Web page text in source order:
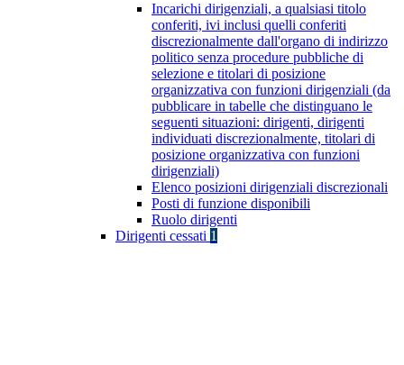
Incarichi dirigenziali, a qualsiasi titolo
conferiti, ivi inclusi quelli conferiti
discrezionalmente dall'organo di indirizzo
politico senza procedure pubbliche di
selezione e titolari di posizione
organizzativa con funzioni dirigenziali (da
pubblicare in tabelle che distinguano le
seguenti situazioni: dirigenti, dirigenti
individuati discrezionalmente, titolari di
posizione organizzativa con funzioni
dirigenziali)
Elenco posizioni dirigenziali discrezionali
Posti di funzione disponibili
Ruolo dirigenti
Dirigenti cessati 1